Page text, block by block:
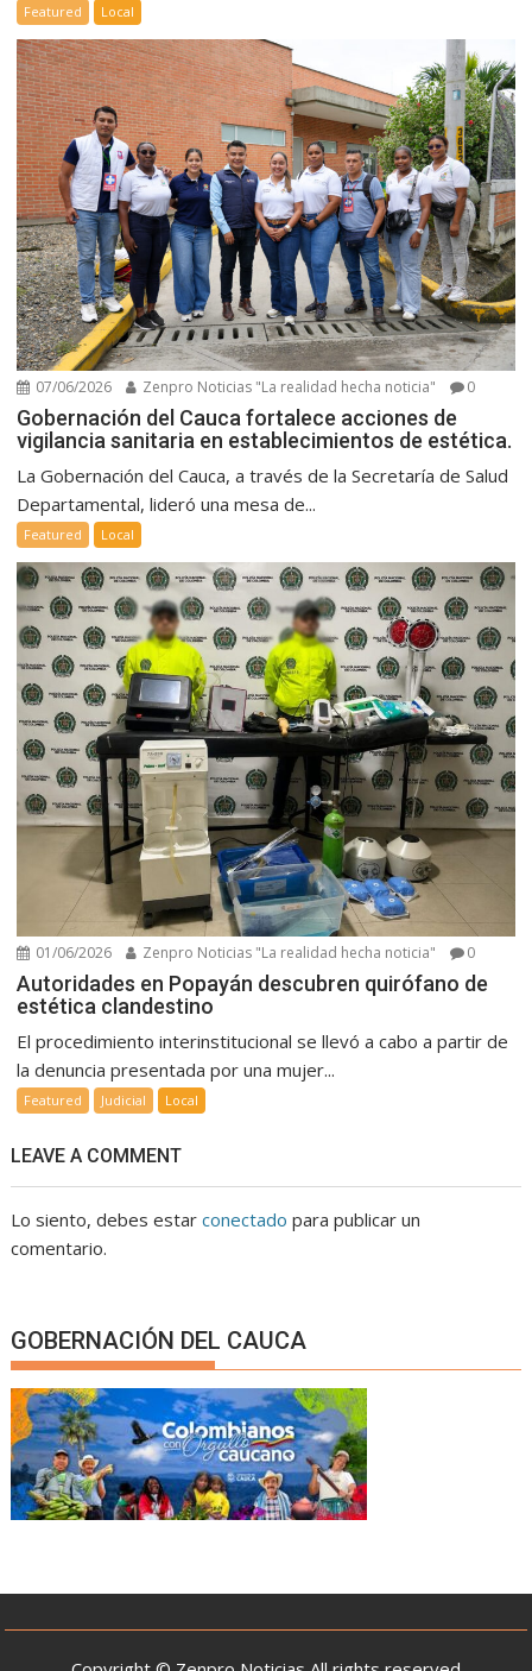
Featured Local
07/06/2026 Zenpro Noticias "La realidad hecha noticia" 0
Gobernación del Cauca fortalece acciones de
vigilancia sanitaria en establecimientos de estética.
La Gobernación del Cauca, a través de la Secretaría de Salud
Departamental, lideró una mesa de...
Featured Local
01/06/2026 Zenpro Noticias "La realidad hecha noticia" 0
Autoridades en Popayán descubren quirófano de
estética clandestino
El procedimiento interinstitucional se llevó a cabo a partir de
la denuncia presentada por una mujer...
Featured Judicial Local
LEAVE A COMMENT
Lo siento, debes estarconectado para publicar un
comentario.
GOBERNACIÓN DEL CAUCA